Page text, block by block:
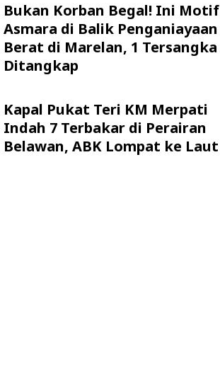
Bukan Korban Begal! Ini Motif
Asmara di Balik Penganiayaan
Berat di Marelan, 1 Tersangka
Ditangkap
Kapal Pukat Teri KM Merpati
Indah 7 Terbakar di Perairan
Belawan, ABK Lompat ke Laut